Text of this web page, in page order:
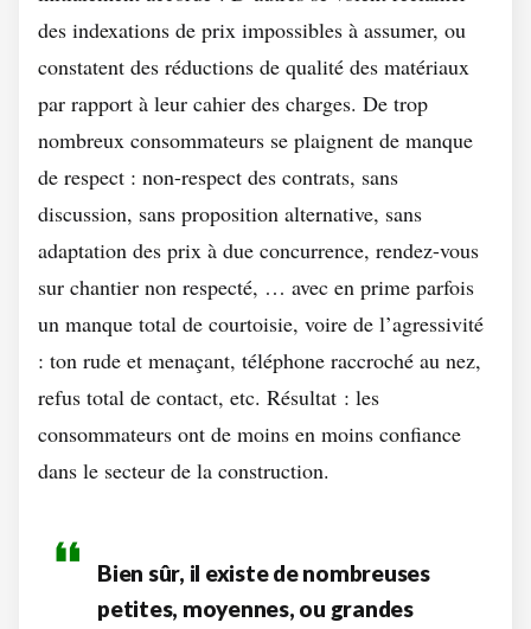
des indexations de prix impossibles à assumer, ou
constatent des réductions de qualité des matériaux
par rapport à leur cahier des charges. De trop
nombreux consommateurs se plaignent de manque
de respect : non-respect des contrats, sans
discussion, sans proposition alternative, sans
adaptation des prix à due concurrence, rendez-vous
sur chantier non respecté, … avec en prime parfois
un manque total de courtoisie, voire de l’agressivité
: ton rude et menaçant, téléphone raccroché au nez,
refus total de contact, etc. Résultat : les
consommateurs ont de moins en moins confiance
dans le secteur de la construction.
Bien sûr, il existe de nombreuses
petites, moyennes, ou grandes